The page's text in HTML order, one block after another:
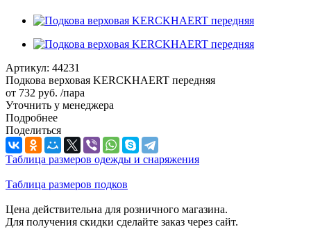
Артикул: 44231
Подкова верховая KERCKHAERT передняя
от 732 руб. /пара
Уточнить у менеджера
Подробнее
Поделиться
Таблица размеров одежды и снаряжения
Таблица размеров подков
Цена действительна для розничного магазина.
Для получения скидки сделайте заказ через сайт.